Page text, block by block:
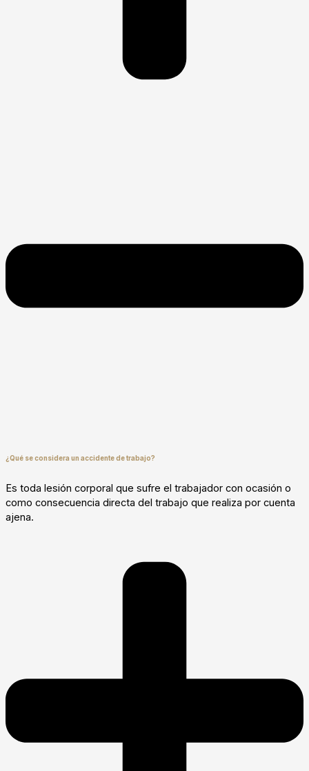
¿Qué se considera un accidente de trabajo?
Es toda lesión corporal que sufre el trabajador con ocasión o
como consecuencia directa del trabajo que realiza por cuenta
ajena.